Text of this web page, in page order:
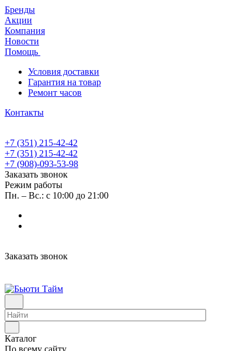
Бренды
Акции
Компания
Новости
Помощь
Условия доставки
Гарантия на товар
Ремонт часов
Контакты
+7 (351) 215-42-42
+7 (351) 215-42-42
+7 (908)-093-53-98
Заказать звонок
Режим работы
Пн. – Вс.: с 10:00 до 21:00
Заказать звонок
Каталог
По всему сайту